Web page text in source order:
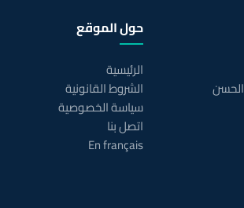
حول الموقع
الرئيسية
الشروط القانونية
سياسة الخصوصية
اتصل بنا
En français